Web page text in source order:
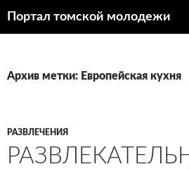
Портал томской молодежи
Архив метки: Европейская кухня
РАЗВЛЕЧЕНИЯ